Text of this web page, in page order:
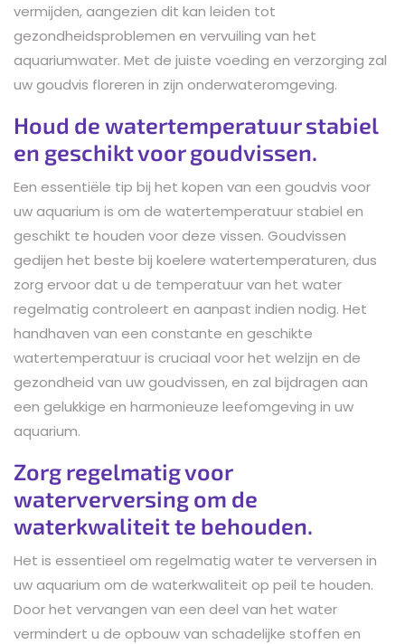
vermijden, aangezien dit kan leiden tot
gezondheidsproblemen en vervuiling van het
aquariumwater. Met de juiste voeding en verzorging zal
uw goudvis floreren in zijn onderwateromgeving.
Houd de watertemperatuur stabiel
en geschikt voor goudvissen.
Een essentiële tip bij het kopen van een goudvis voor
uw aquarium is om de watertemperatuur stabiel en
geschikt te houden voor deze vissen. Goudvissen
gedijen het beste bij koelere watertemperaturen, dus
zorg ervoor dat u de temperatuur van het water
regelmatig controleert en aanpast indien nodig. Het
handhaven van een constante en geschikte
watertemperatuur is cruciaal voor het welzijn en de
gezondheid van uw goudvissen, en zal bijdragen aan
een gelukkige en harmonieuze leefomgeving in uw
aquarium.
Zorg regelmatig voor
waterverversing om de
waterkwaliteit te behouden.
Het is essentieel om regelmatig water te verversen in
uw aquarium om de waterkwaliteit op peil te houden.
Door het vervangen van een deel van het water
vermindert u de opbouw van schadelijke stoffen en